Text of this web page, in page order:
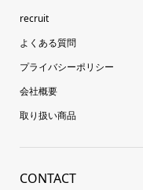
recruit
よくある質問
プライバシーポリシー
会社概要
取り扱い商品
CONTACT